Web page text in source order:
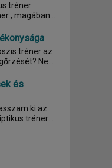
tréner
tréner az
Nem
és
ki az